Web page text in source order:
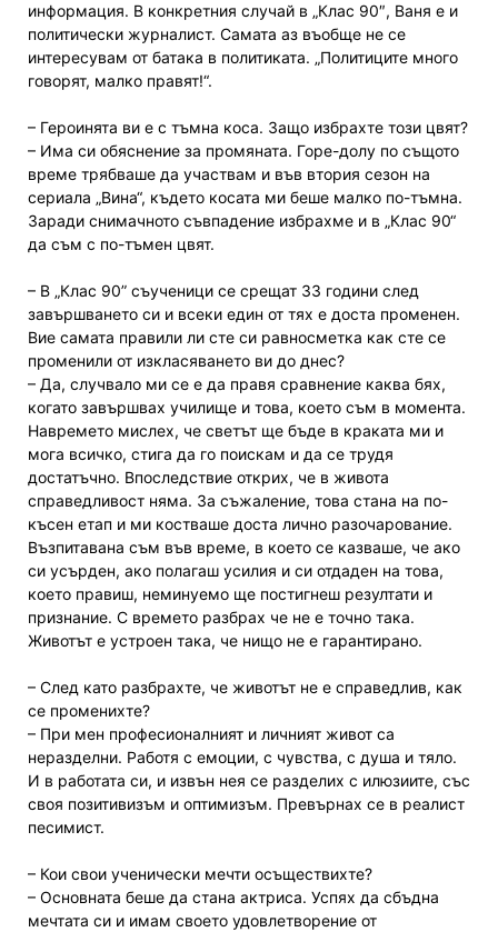
информация. В конкретния случай в „Клас 90″, Ваня е и
политически журналист. Самата аз въобще не се
интересувам от батака в политиката. „Политиците много
говорят, малко правят!“.
– Героинята ви е с тъмна коса. Защо избрахте този цвят?
– Има си обяснение за промяната. Горе-долу по същото
време трябваше да участвам и във втория сезон на
сериала „Вина“, където косата ми беше малко по-тъмна.
Заради снимачното съвпадение избрахме и в „Клас 90“
да съм с по-тъмен цвят.
– В „Клас 90” съученици се срещат 33 години след
завършването си и всеки един от тях е доста променен.
Вие самата правили ли сте си равносметка как сте се
променили от изкласяването ви до днес?
– Да, случвало ми се е да правя сравнение каква бях,
когато завършвах училище и това, което съм в момента.
Навремето мислех, че светът ще бъде в краката ми и
мога всичко, стига да го поискам и да се трудя
достатъчно. Впоследствие открих, че в живота
справедливост няма. За съжаление, това стана на по-
късен етап и ми костваше доста лично разочарование.
Възпитавана съм във време, в което се казваше, че ако
си усърден, ако полагаш усилия и си отдаден на това,
което правиш, неминуемо ще постигнеш резултати и
признание. С времето разбрах че не е точно така.
Животът е устроен така, че нищо не е гарантирано.
– След като разбрахте, че животът не е справедлив, как
се променихте?
– При мен професионалният и личният живот са
неразделни. Работя с емоции, с чувства, с душа и тяло.
И в работата си, и извън нея се разделих с илюзиите, със
своя позитивизъм и оптимизъм. Превърнах се в реалист
песимист.
– Кои свои ученически мечти осъществихте?
– Основната беше да стана актриса. Успях да сбъдна
мечтата си и имам своето удовлетворение от